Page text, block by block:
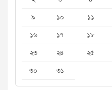
৯
১০ ১১
১৬
১৭ ১৮
২৩
২৪ ২৫
৩০
৩১